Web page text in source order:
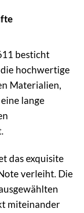
besticht
hochwertige
Materialien,
lange
das exquisite
verleiht. Die
miteinander